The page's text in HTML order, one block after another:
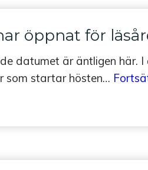
öppnat för
datumet är äntligen här.
som startar hösten…